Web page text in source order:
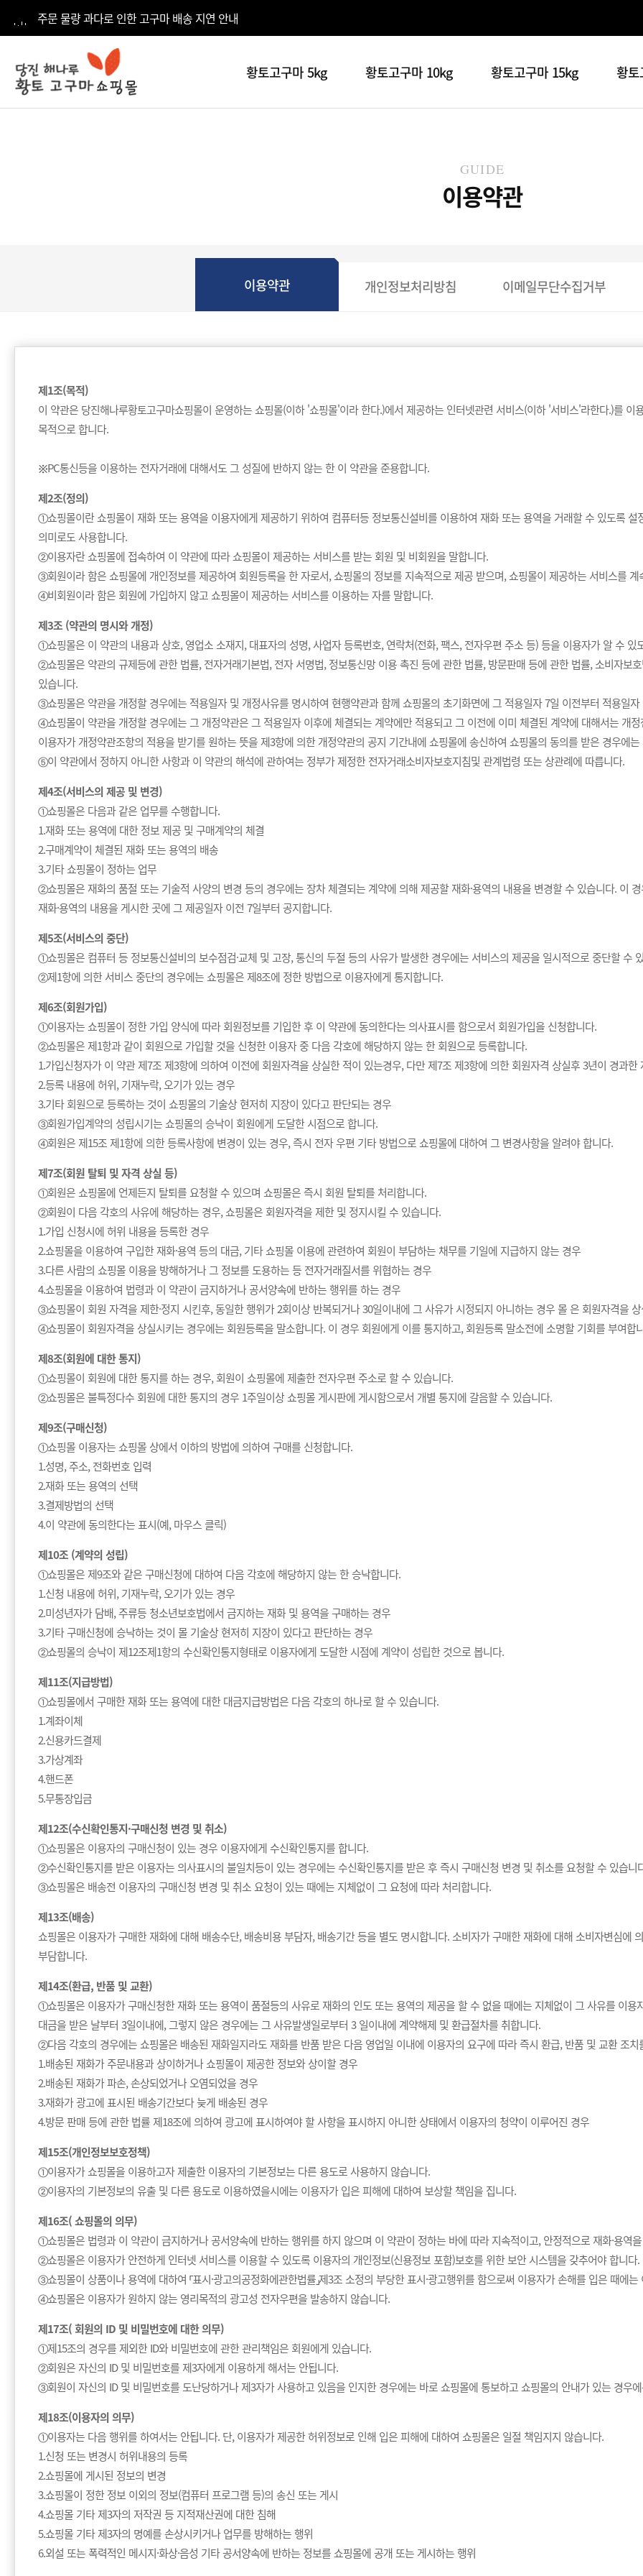
주문 물량 과다로 인한 고구마 배송 지연 안내
황토고구마 5kg 황토고구마 10kg 황토고구마 15kg 황
GUIDE
이용약관
이용약관 개인정보처리방침 이메일무단수집거부
제1조(목적)
이 약관은 당진해나루황토고구마쇼핑몰이 운영하는 쇼핑몰(이하 '쇼핑몰'이라 한다.)에서 제공하는 인터넷관련 서비스(이하 '서비스'라한다.)를 이
목적으로 합니다.
※PC통신등을 이용하는 전자거래에 대해서도 그 성질에 반하지 않는 한 이 약관을 준용합니다.
제2조(정의)
①쇼핑몰이란 쇼핑몰이 재화 또는 용역을 이용자에게 제공하기 위하여 컴퓨터등 정보통신설비를 이용하여 재화 또는 용역을 거래할 수 있도록
의미로도 사용합니다.
②이용자란 쇼핑몰에 접속하여 이 약관에 따라 쇼핑몰이 제공하는 서비스를 받는 회원 및 비회원을 말합니다.
③회원이라 함은 쇼핑몰에 개인정보를 제공하여 회원등록을 한 자로서, 쇼핑몰의 정보를 지속적으로 제공 받으며, 쇼핑몰이 제공하는 서비스를
④비회원이라 함은 회원에 가입하지 않고 쇼핑몰이 제공하는 서비스를 이용하는 자를 말합니다.
제3조 (약관의 명시와 개정)
①쇼핑몰은 이 약관의 내용과 상호, 영업소 소재지, 대표자의 성명, 사업자 등록번호, 연락처(전화, 팩스, 전자우편 주소 등) 등을 이용자가 알 수 있
②쇼핑몰은 약관의 규제등에 관한 법률, 전자거래기본법, 전자 서명법, 정보통신망 이용 촉진 등에 관한 법률, 방문판매 등에 관한 법률, 소비자보
있습니다.
③쇼핑몰은 약관을 개정할 경우에는 적용일자 및 개정사유를 명시하여 현행약관과 함께 쇼핑몰의 초기화면에 그 적용일자 7일 이전부터 적용일자
④쇼핑몰이 약관을 개정할 경우에는 그 개정약관은 그 적용일자 이후에 체결되는 계약에만 적용되고 그 이전에 이미 체결된 계약에 대해서는 개
이용자가 개정약관조항의 적용을 받기를 원하는 뜻을 제3항에 의한 개정약관의 공지 기간내에 쇼핑몰에 송신하여 쇼핑몰의 동의를 받은 경우에
⑤이 약관에서 정하지 아니한 사항과 이 약관의 해석에 관하여는 정부가 제정한 전자거래소비자보호지침및 관계법령 또는 상관례에 따릅니다.
제4조(서비스의 제공 및 변경)
①쇼핑몰은 다음과 같은 업무를 수행합니다.
1.재화 또는 용역에 대한 정보 제공 및 구매계약의 체결
2.구매계약이 체결된 재화 또는 용역의 배송
3.기타 쇼핑몰이 정하는 업무
②쇼핑몰은 재화의 품절 또는 기술적 사양의 변경 등의 경우에는 장차 체결되는 계약에 의해 제공할 재화·용역의 내용을 변경할 수 있습니다. 이
재화·용역의 내용을 게시한 곳에 그 제공일자 이전 7일부터 공지합니다.
제5조(서비스의 중단)
①쇼핑몰은 컴퓨터 등 정보통신설비의 보수점검·교체 및 고장, 통신의 두절 등의 사유가 발생한 경우에는 서비스의 제공을 일시적으로 중단할 수
②제1항에 의한 서비스 중단의 경우에는 쇼핑몰은 제8조에 정한 방법으로 이용자에게 통지합니다.
제6조(회원가입)
①이용자는 쇼핑몰이 정한 가입 양식에 따라 회원정보를 기입한 후 이 약관에 동의한다는 의사표시를 함으로서 회원가입을 신청합니다.
②쇼핑몰은 제1항과 같이 회원으로 가입할 것을 신청한 이용자 중 다음 각호에 해당하지 않는 한 회원으로 등록합니다.
1.가입신청자가 이 약관 제7조 제3항에 의하여 이전에 회원자격을 상실한 적이 있는경우, 다만 제7조 제3항에 의한 회원자격 상실후 3년이 경과
2.등록 내용에 허위, 기재누락, 오기가 있는 경우
3.기타 회원으로 등록하는 것이 쇼핑몰의 기술상 현저히 지장이 있다고 판단되는 경우
③회원가입계약의 성립시기는 쇼핑몰의 승낙이 회원에게 도달한 시점으로 합니다.
④회원은 제15조 제1항에 의한 등록사항에 변경이 있는 경우, 즉시 전자 우편 기타 방법으로 쇼핑몰에 대하여 그 변경사항을 알려야 합니다.
제7조(회원 탈퇴 및 자격 상실 등)
①회원은 쇼핑몰에 언제든지 탈퇴를 요청할 수 있으며 쇼핑몰은 즉시 회원 탈퇴를 처리합니다.
②회원이 다음 각호의 사유에 해당하는 경우, 쇼핑몰은 회원자격을 제한 및 정지시킬 수 있습니다.
1.가입 신청시에 허위 내용을 등록한 경우
2.쇼핑몰을 이용하여 구입한 재화·용역 등의 대금, 기타 쇼핑몰 이용에 관련하여 회원이 부담하는 채무를 기일에 지급하지 않는 경우
3.다른 사람의 쇼핑몰 이용을 방해하거나 그 정보를 도용하는 등 전자거래질서를 위협하는 경우
4.쇼핑몰을 이용하여 법령과 이 약관이 금지하거나 공서양속에 반하는 행위를 하는 경우
③쇼핑몰이 회원 자격을 제한·정지 시킨후, 동일한 행위가 2회이상 반복되거나 30일이내에 그 사유가 시정되지 아니하는 경우 몰 은 회원자격을
④쇼핑몰이 회원자격을 상실시키는 경우에는 회원등록을 말소합니다. 이 경우 회원에게 이를 통지하고, 회원등록 말소전에 소명할 기회를 부여합
제8조(회원에 대한 통지)
①쇼핑몰이 회원에 대한 통지를 하는 경우, 회원이 쇼핑몰에 제출한 전자우편 주소로 할 수 있습니다.
②쇼핑몰은 불특정다수 회원에 대한 통지의 경우 1주일이상 쇼핑몰 게시판에 게시함으로서 개별 통지에 갈음할 수 있습니다.
제9조(구매신청)
①쇼핑몰 이용자는 쇼핑몰 상에서 이하의 방법에 의하여 구매를 신청합니다.
1.성명, 주소, 전화번호 입력
2.재화 또는 용역의 선택
3.결제방법의 선택
4.이 약관에 동의한다는 표시(예, 마우스 클릭)
제10조 (계약의 성립)
①쇼핑몰은 제9조와 같은 구매신청에 대하여 다음 각호에 해당하지 않는 한 승낙합니다.
1.신청 내용에 허위, 기재누락, 오기가 있는 경우
2.미성년자가 담배, 주류등 청소년보호법에서 금지하는 재화 및 용역을 구매하는 경우
3.기타 구매신청에 승낙하는 것이 몰 기술상 현저히 지장이 있다고 판단하는 경우
②쇼핑몰의 승낙이 제12조제1항의 수신확인통지형태로 이용자에게 도달한 시점에 계약이 성립한 것으로 봅니다.
제11조(지급방법)
①쇼핑몰에서 구매한 재화 또는 용역에 대한 대금지급방법은 다음 각호의 하나로 할 수 있습니다.
1.계좌이체
2.신용카드결제
3.가상계좌
4.핸드폰
5.무통장입금
제12조(수신확인통지·구매신청 변경 및 취소)
①쇼핑몰은 이용자의 구매신청이 있는 경우 이용자에게 수신확인통지를 합니다.
②수신확인통지를 받은 이용자는 의사표시의 불일치등이 있는 경우에는 수신확인통지를 받은 후 즉시 구매신청 변경 및 취소를 요청할 수 있습니
③쇼핑몰은 배송전 이용자의 구매신청 변경 및 취소 요청이 있는 때에는 지체없이 그 요청에 따라 처리합니다.
제13조(배송)
쇼핑몰은 이용자가 구매한 재화에 대해 배송수단, 배송비용 부담자, 배송기간 등을 별도 명시합니다. 소비자가 구매한 재화에 대해 소비자변심에
부담합니다.
제14조(환급, 반품 및 교환)
①쇼핑몰은 이용자가 구매신청한 재화 또는 용역이 품절등의 사유로 재화의 인도 또는 용역의 제공을 할 수 없을 때에는 지체없이 그 사유를 이
대금을 받은 날부터 3일이내에, 그렇지 않은 경우에는 그 사유발생일로부터 3 일이내에 계약해제 및 환급절차를 취합니다.
②다음 각호의 경우에는 쇼핑몰은 배송된 재화일지라도 재화를 반품 받은 다음 영업일 이내에 이용자의 요구에 따라 즉시 환급, 반품 및 교환 조
1.배송된 재화가 주문내용과 상이하거나 쇼핑몰이 제공한 정보와 상이할 경우
2.배송된 재화가 파손, 손상되었거나 오염되었을 경우
3.재화가 광고에 표시된 배송기간보다 늦게 배송된 경우
4.방문 판매 등에 관한 법률 제18조에 의하여 광고에 표시하여야 할 사항을 표시하지 아니한 상태에서 이용자의 청약이 이루어진 경우
제15조(개인정보보호정책)
①이용자가 쇼핑몰을 이용하고자 제출한 이용자의 기본정보는 다른 용도로 사용하지 않습니다.
②이용자의 기본정보의 유출 및 다른 용도로 이용하였을시에는 이용자가 입은 피해에 대하여 보상할 책임을 집니다.
제16조( 쇼핑몰의 의무)
①쇼핑몰은 법령과 이 약관이 금지하거나 공서양속에 반하는 행위를 하지 않으며 이 약관이 정하는 바에 따라 지속적이고, 안정적으로 재화·용역
②쇼핑몰은 이용자가 안전하게 인터넷 서비스를 이용할 수 있도록 이용자의 개인정보(신용정보 포함)보호를 위한 보안 시스템을 갖추어야 합니다.
③쇼핑몰이 상품이나 용역에 대하여 「표시·광고의공정화에관한법률」제3조 소정의 부당한 표시·광고행위를 함으로써 이용자가 손해를 입은 때에
④쇼핑몰은 이용자가 원하지 않는 영리목적의 광고성 전자우편을 발송하지 않습니다.
제17조( 회원의 ID 및 비밀번호에 대한 의무)
①제15조의 경우를 제외한 ID와 비밀번호에 관한 관리책임은 회원에게 있습니다.
②회원은 자신의 ID 및 비밀번호를 제3자에게 이용하게 해서는 안됩니다.
③회원이 자신의 ID 및 비밀번호를 도난당하거나 제3자가 사용하고 있음을 인지한 경우에는 바로 쇼핑몰에 통보하고 쇼핑몰의 안내가 있는 경우
제18조(이용자의 의무)
①이용자는 다음 행위를 하여서는 안됩니다. 단, 이용자가 제공한 허위정보로 인해 입은 피해에 대하여 쇼핑몰은 일절 책임지지 않습니다.
1.신청 또는 변경시 허위내용의 등록
2.쇼핑몰에 게시된 정보의 변경
3.쇼핑몰이 정한 정보 이외의 정보(컴퓨터 프로그램 등)의 송신 또는 게시
4.쇼핑몰 기타 제3자의 저작권 등 지적재산권에 대한 침해
5.쇼핑몰 기타 제3자의 명예를 손상시키거나 업무를 방해하는 행위
6.외설 또는 폭력적인 메시지·화상·음성 기타 공서양속에 반하는 정보를 쇼핑몰에 공개 또는 게시하는 행위
정기구독
구강정보
고대농업협동조합
스토리